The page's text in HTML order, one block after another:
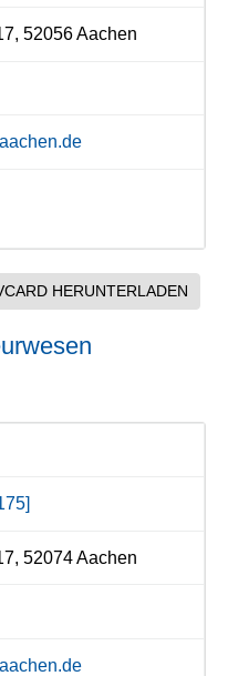
52056 Aachen
HERUNTERLADEN
52074 Aachen